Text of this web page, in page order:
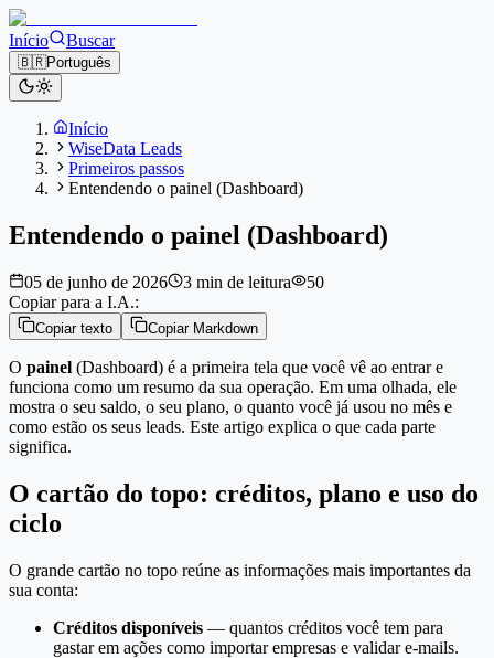
Início Buscar
🇧🇷Português
Início
WiseData Leads
Primeiros passos
Entendendo o painel (Dashboard)
Entendendo o painel (Dashboard)
05 de junho de 2026 3 min de leitura
50
Copiar para a I.A.:
Copiar texto Copiar Markdown
O painel (Dashboard) é a primeira tela que você vê ao entrar e
funciona como um resumo da sua operação. Em uma olhada, ele
mostra o seu saldo, o seu plano, o quanto você já usou no mês e
como estão os seus leads. Este artigo explica o que cada parte
significa.
O cartão do topo: créditos, plano e uso do
ciclo
O grande cartão no topo reúne as informações mais importantes da
sua conta:
Créditos disponíveis — quantos créditos você tem para
gastar em ações como importar empresas e validar e-mails.